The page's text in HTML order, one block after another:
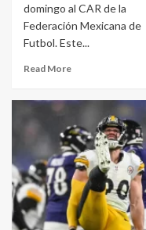
domingo al CAR de la
Federación Mexicana de
Futbol. Este...
Read More